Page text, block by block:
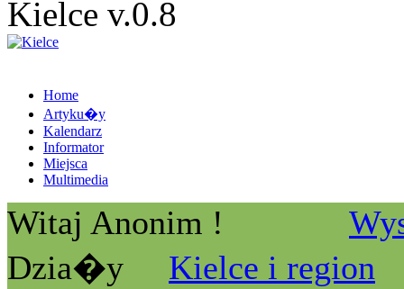
Kielce v.0.8
Home
Artyku�y
Kalendarz
Informator
Miejsca
Multimedia
Witaj Anonim !
Dzia�y
Kielce i region